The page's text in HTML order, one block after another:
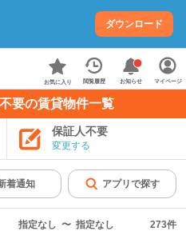
ダウンロード
お気に入り 閲覧履歴 お知らせ マイページ
要の賃貸物件一覧
保証人不要
変更する
着通知 アプリで探す
指定なし 〜 指定なし 273件